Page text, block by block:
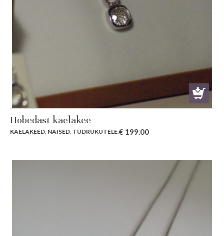
Hõbedast kaelakee
KAELAKEED, NAISED, TÜDRUKUTELE.€ 199.00